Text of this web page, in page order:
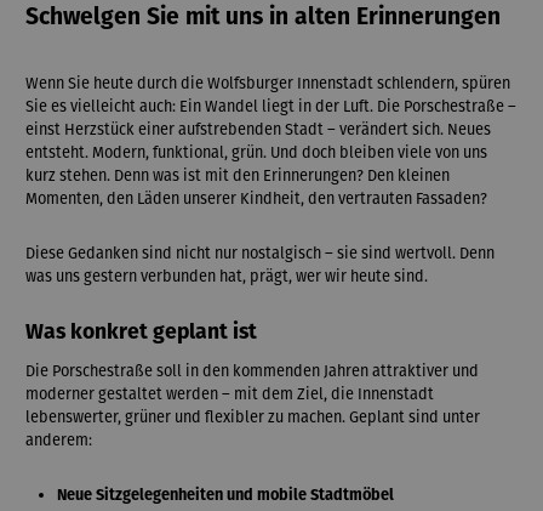
Schwelgen Sie mit uns in alten Erinnerungen
Wenn Sie heute durch die Wolfsburger Innenstadt schlendern, spüren
Sie es vielleicht auch: Ein Wandel liegt in der Luft. Die Porschestraße –
einst Herzstück einer aufstrebenden Stadt – verändert sich. Neues
entsteht. Modern, funktional, grün. Und doch bleiben viele von uns
kurz stehen. Denn was ist mit den Erinnerungen? Den kleinen
Momenten, den Läden unserer Kindheit, den vertrauten Fassaden?
Diese Gedanken sind nicht nur nostalgisch – sie sind wertvoll. Denn
was uns gestern verbunden hat, prägt, wer wir heute sind.
Was konkret geplant ist
Die Porschestraße soll in den kommenden Jahren attraktiver und
moderner gestaltet werden – mit dem Ziel, die Innenstadt
lebenswerter, grüner und flexibler zu machen. Geplant sind unter
anderem:
Neue Sitzgelegenheiten und mobile Stadtmöbel